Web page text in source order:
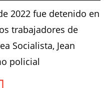
2022 fue detenido en
trabajadores de
Socialista, Jean
policial